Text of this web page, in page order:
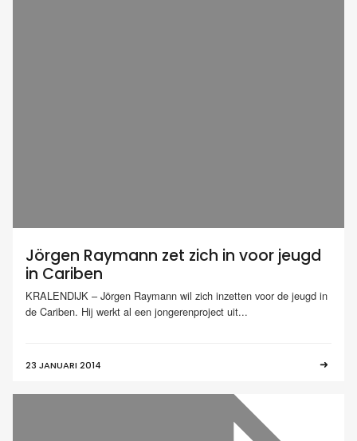
Jörgen Raymann zet zich in voor jeugd
in Cariben
KRALENDIJK – Jörgen Raymann wil zich inzetten voor de jeugd in
de Cariben. Hij werkt al een jongerenproject uit...
23 JANUARI 2014